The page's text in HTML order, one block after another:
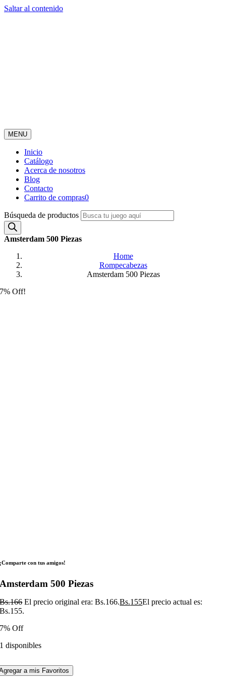
Saltar al contenido
MENU
Inicio
Catálogo
Acerca de nosotros
Blog
Contacto
Carrito de compras0
Búsqueda de productos
Amsterdam 500 Piezas
Home
Rompecabezas
Amsterdam 500 Piezas
7% Off!
¡Comparte con tus amigos!
Amsterdam 500 Piezas
Bs.166 El precio original era: Bs.166.Bs.155El precio actual es:
Bs.155.
7% Off
1 disponibles
a mis Favoritos